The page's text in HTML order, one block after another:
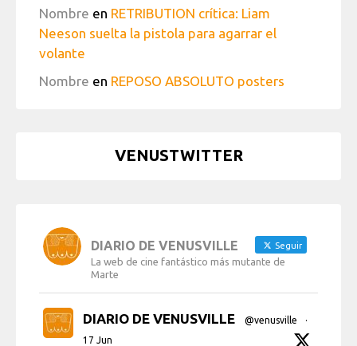
Nombre en RETRIBUTION crítica: Liam
Neeson suelta la pistola para agarrar el
volante
Nombre en REPOSO ABSOLUTO posters
VENUSTWITTER
DIARIO DE VENUSVILLE Seguir
La web de cine fantástico más mutante de
Marte
DIARIO DE VENUSVILLE @venusville
·
17 Jun